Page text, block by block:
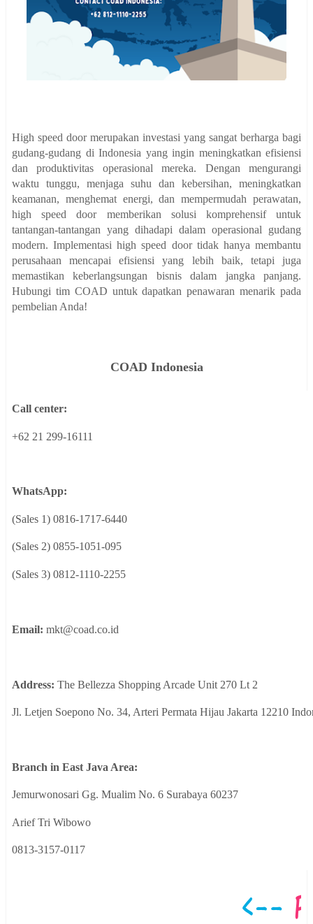
High speed door merupakan investasi yang sangat berharga bagi
gudang-gudang di Indonesia yang ingin meningkatkan efisiensi
dan produktivitas operasional mereka. Dengan mengurangi
waktu tunggu, menjaga suhu dan kebersihan, meningkatkan
keamanan, menghemat energi, dan mempermudah perawatan,
high speed door memberikan solusi komprehensif untuk
tantangan-tantangan yang dihadapi dalam operasional gudang
modern. Implementasi high speed door tidak hanya membantu
perusahaan mencapai efisiensi yang lebih baik, tetapi juga
memastikan keberlangsungan bisnis dalam jangka panjang.
Hubungi tim COAD untuk dapatkan penawaran menarik pada
pembelian Anda!
COAD Indonesia
Call center:
+62 21 299-16111
WhatsApp:
(Sales 1) 0816-1717-6440
(Sales 2) 0855-1051-095
(Sales 3) 0812-1110-2255
Email: mkt@coad.co.id
Address: The Bellezza Shopping Arcade Unit 270 Lt 2
Jl. Letjen Soepono No. 34, Arteri Permata Hijau Jakarta 12210
Branch in East Java Area:
Jemurwonosari Gg. Mualim No. 6 Surabaya 60237
Arief Tri Wibowo
0813-3157-0117